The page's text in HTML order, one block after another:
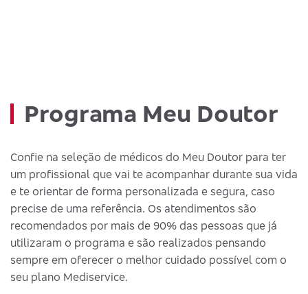
Programa Meu Doutor
Confie na seleção de médicos do Meu Doutor para ter
um profissional que vai te acompanhar durante sua vida
e te orientar de forma personalizada e segura, caso
precise de uma referência. Os atendimentos são
recomendados por mais de 90% das pessoas que já
utilizaram o programa e são realizados pensando
sempre em oferecer o melhor cuidado possível com o
seu plano Mediservice.